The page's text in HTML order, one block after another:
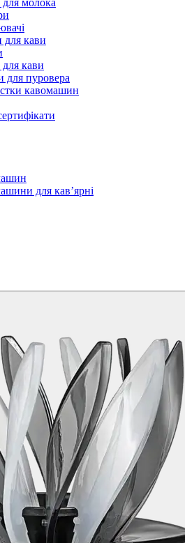
для молока
для кави
кави
для пуровера
кавомашин
для кав’ярні